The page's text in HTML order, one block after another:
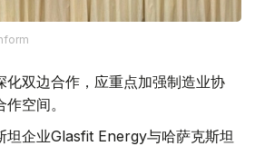
化双边合作，应重点加强制造业协
空间。
坦企业Glasfit Energy与哈萨克斯坦